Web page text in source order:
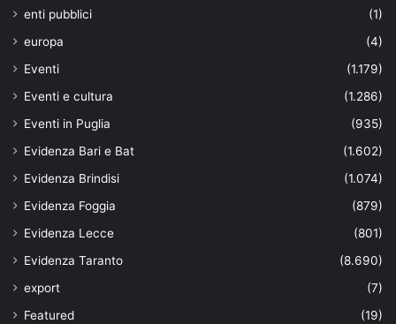
enti pubblici
(1)
europa
(4)
Eventi
(1.179)
Eventi e cultura
(1.286)
Eventi in Puglia
(935)
Evidenza Bari e Bat
(1.602)
Evidenza Brindisi
(1.074)
Evidenza Foggia
(879)
Evidenza Lecce
(801)
Evidenza Taranto
(8.690)
export
(7)
Featured
(19)